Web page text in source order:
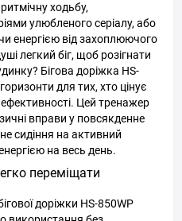
ходьбу,
улюбленого серіалу, або
енергією від захоплюючого
легкий біг, щоб розігнати
Бігова доріжка HS-
для тих, хто цінує
Цей тренажер
вправи у повсякденне
сидіння на активний
на весь день.
переміщати
доріжки HS-850WP